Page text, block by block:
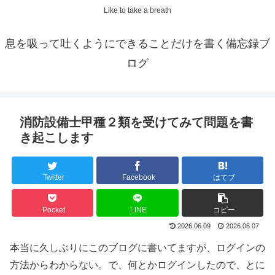
Like to take a breath
息を吸って吐くようにできることだけを書く備忘録ブ
ログ
消防設備士甲種２類を受けてみて問題を書
き起こします
Twitter Facebook はてブ
Pocket LINE コピー
2026.06.09 2026.06.07
本当に久しぶりにこのブログに書いてますが、ログインの
方法からわからない。で、何とかログインしたので、とに